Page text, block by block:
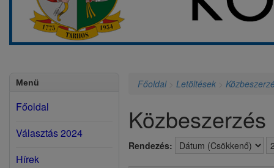
Menü
Főoldal
Választás 2024
Hírek
Főoldal> Letöltések
Közbeszerzés
Rendezés: